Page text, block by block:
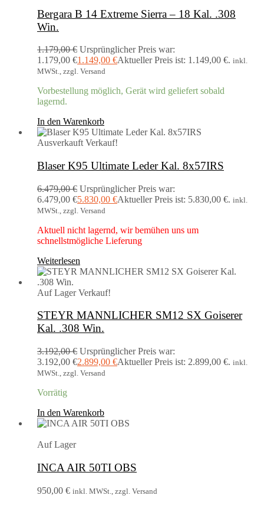
Bergara B 14 Extreme Sierra – 18 Kal. .308
Win.
1.179,00€ Ursprünglicher Preis war:
1.179,00 €1.149,00 €Aktueller Preis ist: 1.149,00 €. inkl.
MWSt., zzgl. Versand
Vorbestellung möglich, Gerät wird geliefert sobald
lagernd.
In den Warenkorb
Ausverkauft Verkauf!
Blaser K95 Ultimate Leder Kal. 8x57IRS
6.479,00€ Ursprünglicher Preis war:
6.479,00 €5.830,00 €Aktueller Preis ist: 5.830,00 €. inkl.
MWSt., zzgl. Versand
Aktuell nicht lagernd, wir bemühen uns um
schnellstmögliche Lieferung
Weiterlesen
Auf Lager Verkauf!
STEYR MANNLICHER SM12 SX Goiserer
Kal. .308 Win.
3.192,00€ Ursprünglicher Preis war:
3.192,00 €2.899,00 €Aktueller Preis ist: 2.899,00 €. inkl.
MWSt., zzgl. Versand
Vorrätig
In den Warenkorb
Auf Lager
INCA AIR 50TI OBS
950,00 € inkl. MWSt., zzgl. Versand